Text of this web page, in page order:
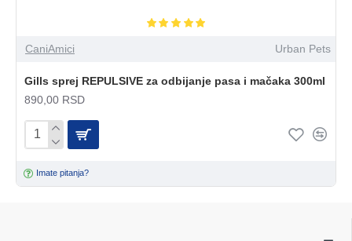
CaniAmici Urban Pets
Gills sprej REPULSIVE za odbijanje pasa i mačaka 300ml
890,00 RSD
Imate pitanja?